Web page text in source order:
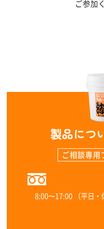
ご参加
製品につ
ご相談専用
8:00〜17:00 （平日・